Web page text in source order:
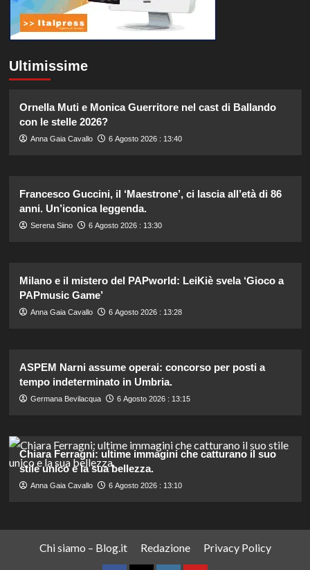
Ultimissime
Ornella Muti e Monica Guerritore nel cast di Ballando
con le stelle 2026?
Anna Gaia Cavallo 6 Agosto 2026 : 13:40
Francesco Guccini, il ‘Maestrone’, ci lascia all’età di 86
anni. Un’iconica leggenda.
Serena Siino 6 Agosto 2026 : 13:30
Milano e il mistero del PAPworld: LeiKiè svela ‘Gioco a
PAPmusic Game’
Anna Gaia Cavallo 6 Agosto 2026 : 13:28
ASPEM Narni assume operai: concorso per posti a
tempo indeterminato in Umbria.
Germana Bevilacqua 6 Agosto 2026 : 13:15
Chiara Ferragni: ultime immagini che catturano il suo
stile unico e la sua bellezza.
Anna Gaia Cavallo 6 Agosto 2026 : 13:10
Chi siamo – Blog.it Redazione Privacy Policy